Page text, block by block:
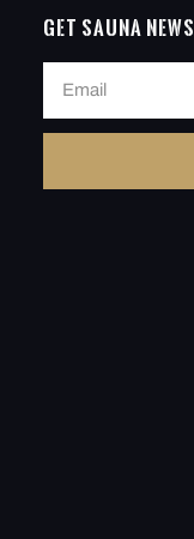
Get Sauna News